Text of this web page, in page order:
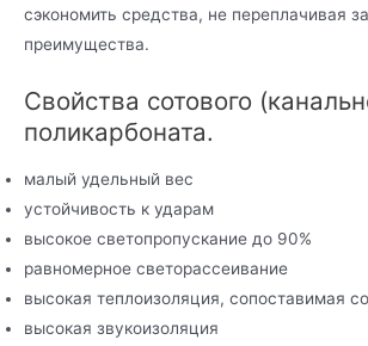
сэкономить средства, не переплачивая
преимущества.
Свойства сотового
поликарбоната.
малый удельный вес
устойчивость к ударам
высокое светопропускание до 90%
равномерное светорассеивание
высокая теплоизоляция, сопоставимая
высокая звукоизоляция